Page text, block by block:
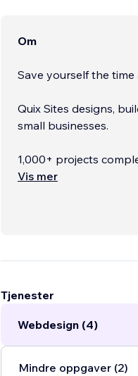
Om
Save yourself the
Quix Sites designs,
small businesses.
1,000+ projects
Vis mer
Tjenester
Webdesign (4)
Mindre oppgaver (2)